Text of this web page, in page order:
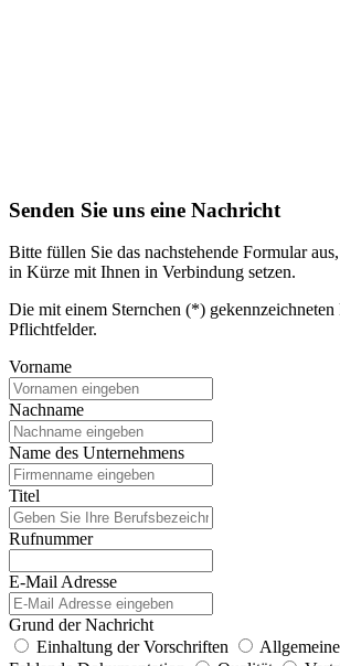
Senden Sie uns eine Nachricht
Bitte füllen Sie das nachstehende Formular
in Kürze mit Ihnen in Verbindung setzen.
Die mit einem Sternchen (*) gekennzeichneten
Pflichtfelder.
Vorname
Nachname
Name des Unternehmens
Titel
Rufnummer
E-Mail Adresse
Grund der Nachricht
Einhaltung der Vorschriften